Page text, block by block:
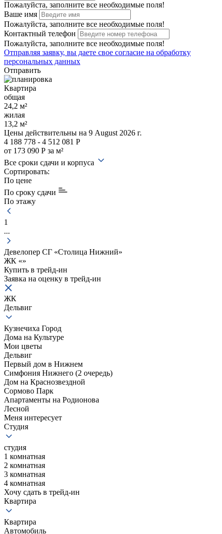
Пожалуйста, заполните все необходимые поля!
Ваше имя
Пожалуйста, заполните все необходимые поля!
Контактный телефон
Пожалуйста, заполните все необходимые поля!
Отправляя заявку, вы даете свое согласие на обработку
персональных данных
Отправить
Квартира
общая
24,2 м²
жилая
13,2 м²
Цены действительны на 9 August 2026 г.
4 188 778 - 4 512 081 Р
от 173 090 Р за м²
Все сроки сдачи и корпуса
Сортировать:
По цене
По сроку сдачи
По этажу
1
...
Девелопер СГ «Столица Нижний»
ЖК «»
Купить в трейд-ин
Заявка на оценку в трейд-ин
ЖК
Дельвиг
Кузнечиха Город
Дома на Культуре
Мои цветы
Дельвиг
Первый дом в Нижнем
Симфония Нижнего (2 очередь)
Дом на Краснозвездной
Сормово Парк
Апартаменты на Родионова
Лесной
Меня интересует
Студия
студия
1 комнатная
2 комнатная
3 комнатная
4 комнатная
Хочу сдать в трейд-ин
Квартира
Квартира
Автомобиль